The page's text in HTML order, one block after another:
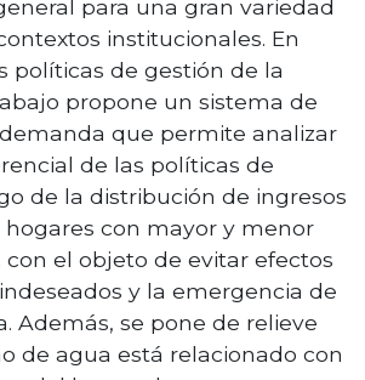
para una gran variedad
institucionales. En
políticas de gestión de la
propone un sistema de
que permite analizar
de las políticas de
de la distribución de ingresos
hogares con mayor y menor
con el objeto de evitar efectos
y la emergencia de
Además, se pone de relieve
de agua está relacionado con